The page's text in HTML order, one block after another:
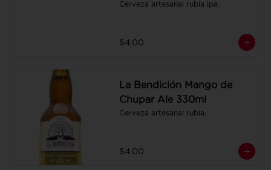
Cerveza artesanal rubia ipa.
$4.00
La Bendición Mango de
Chupar Ale 330ml
Cerveza artesanal rubia.
$4.00